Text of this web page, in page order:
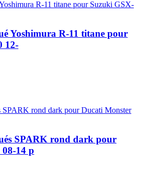
Yoshimura R-11 titane pour
12-
SPARK rond dark pour
14 p